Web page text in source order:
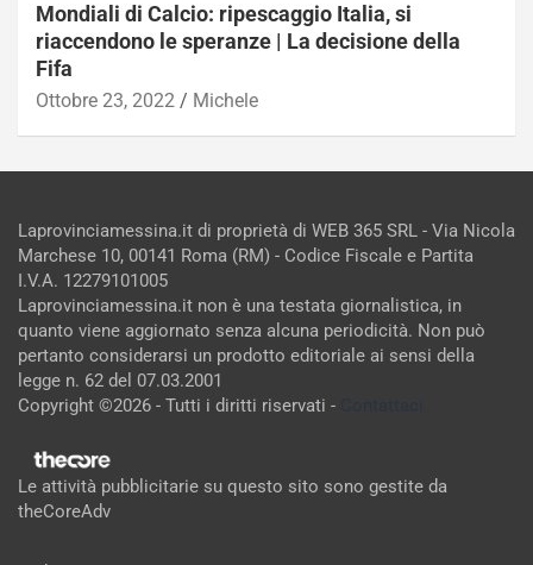
Mondiali di Calcio: ripescaggio Italia, si
riaccendono le speranze | La decisione della
Fifa
Ottobre 23, 2022 Michele
Laprovinciamessina.it di proprietà di WEB 365 SRL - Via Nicola
Marchese 10, 00141 Roma (RM) - Codice Fiscale e Partita
I.V.A. 12279101005
Laprovinciamessina.it non è una testata giornalistica, in
quanto viene aggiornato senza alcuna periodicità. Non può
pertanto considerarsi un prodotto editoriale ai sensi della
legge n. 62 del 07.03.2001
Copyright ©2026 - Tutti i diritti riservati -
Le attività pubblicitarie su questo sito sono gestite da
theCoreAdv